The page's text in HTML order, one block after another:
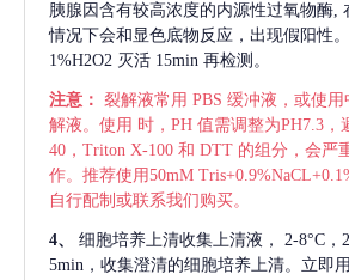
胰腺因含有较高浓度的内源性过氧物酶,
情况下会和显色底物反应，出现假阳性
1%H2O2 灭活 15min 再检测。
注意： 裂解液常用 PBS 缓冲液，或使
解液。使用 时，PH 值需调整为PH7.3，
40，Triton X-100 和 DTT 的组分，会严
作。推荐使用50mM
自行配制或联系我们购买。
4、 细胞培养上清收集上清液，
2-8°C，
5min，收集澄清的细胞培养上清。立即